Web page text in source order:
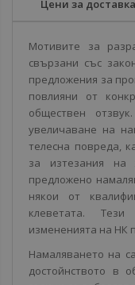
Цени за доставка
Мотивите за
свързани със
предложения за
повлияни от
обществен
увеличаване на
телесна повреда,
за изтезания
предложено
някои от
клеветата.
измененията на НК
Намаляването на
достойнството в